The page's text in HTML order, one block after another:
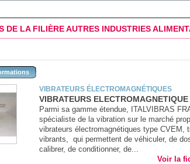
DE LA FILIÈRE AUTRES INDUSTRIES
VIBRATEURS ÉLECTROMAGNÉTIQUES
VIBRATEURS ELECTROMAGNETIQUE
Parmi sa gamme étendue, ITALVIBRAS
spécialiste de la vibration sur le marché
vibrateurs électromagnétiques type CVEM,
vibrants, qui permettent de véhiculer, de
calibrer, de conditionner, de...
Voir la